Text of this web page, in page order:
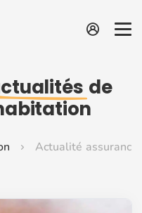
de
Actualité